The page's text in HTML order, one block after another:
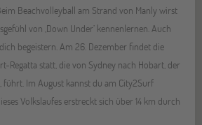
Beachvolleyball am Strand von Manly wirst
von ‚Down Under’ kennenlernen. Auch
begeistern. Am 26. Dezember findet die
Regatta statt, die von Sydney nach Hobart, der
führt. Im August kannst du am City2Surf
Volkslaufes erstreckt sich über 14 km durch